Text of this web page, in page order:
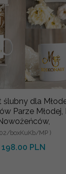
ślubny dla
Parze Młodej,
boxKuKb/MP )
198.00 PLN